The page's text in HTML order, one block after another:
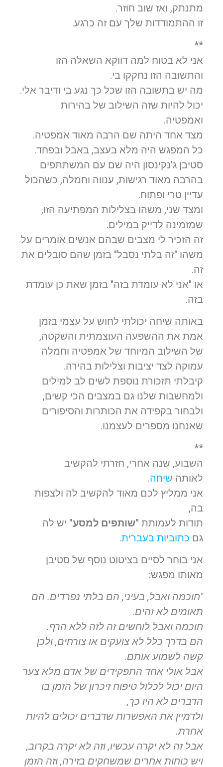
מתנתק, ואז שוב חוזר.
זו ההתמודדות שלך עם זה כרגע.
**
אני לא בטוח למה דווקא השאלה הזו
והתשובה הזו נחקקו בי.
מה יש בתשובה הזו שכל כך נגע בי ודיבר אלי.
יכול להיות שזה השילוב של בהירות
ואמפטיה.
מצד אחד היתה שם הרבה מאוד אמפטיה.
כל המפגש היה מלא בעצב, באבל ובפחד.
סטיבן ג'נקינסון היה שם עם המשתתפים
בהרבה מאוד רגישות, ענווה וחמלה, כשהכול
עדיין טרי ופתוח.
ומצד שני, משהו בצלילות המפתיעה הזו,
שמזמינה לדייק במילים.
זה הזכיר לי מצבים שבהם אנשים אומרים על
משהו "זה בלתי נסבל" בזמן שהם סובלים את
זה.
או "אני לא עומדת בזה" בזמן שאת כן עומדת
בזה.
באותה שיחה יכולתי לחוש על עצמי בזמן
אמת את ההשפעה העוצמתית והשקטה,
של השילוב המיוחד של אמפטיה וחמלה
עמוקה לצד יציבות וצלילות בהירה.
קיבלתי תזכורת נוספת לשים לב למילים
ולמחשבות שלנו גם במצבים הכי קשים,
ולבחור בקפידה את הכותרות והסיפורים
שאנחנו מספרים לעצמנו.
**
השבוע, שנה אחרי, חזרתי להקשיב
לאותה שיחה.
אני ממליץ לכם מאוד להקשיב לה ולצפות
בה,
תודות לעמותת "שותפים למסע" יש לה
גם כתוביות בעברית.
אני בוחר לסיים בציטוט נוסף של סטיבן
מאותו מפגש:
"חוכמה ואבל, בעיני, הם בלתי נפרדים. הם
תאומים לא זהים.
חוכמה ואבל לוחשים זה לזה ללא הרף.
הם בדרך כלל לא צועקים או צורחים, ולכן
קשה לשמוע אותם.
אבל אולי אחד התפקידים של אדם מלא צער
היום יכול לכלול טיפוח זיכרון של הזמן בו
הדברים לא היו כך,
ולדמיין את האפשרות שדברים יכולים להיות
אחרת.
אבל זה לא יקרה עכשיו, וזה לא יקרה בקרוב,
ויש כוחות אחרים שמשחקים בזירה, וזה הזמן